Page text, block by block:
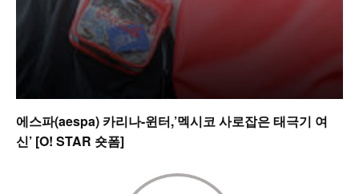
에스파(aespa) 카리나-윈터,’멕시코 사로잡은 태극기 여
신’ [O! STAR 숏폼]